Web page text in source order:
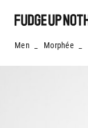
Men Morphée